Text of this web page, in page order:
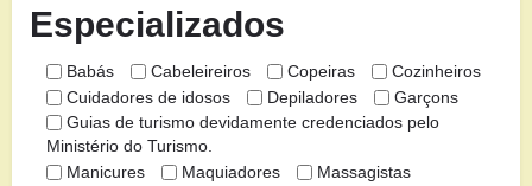
Especializados
Babás Cabeleireiros Copeiras
Cozinheiros
Cuidadores de idosos
Depiladores
Garçons
Guias de turismo devidamente credenciados pelo
Ministério do Turismo.
Manicures
Maquiadores
Massagistas